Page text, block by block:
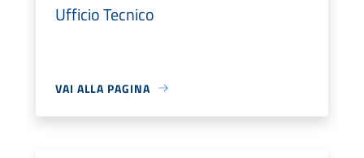
Ufficio Tecnico
VAI ALLA PAGINA